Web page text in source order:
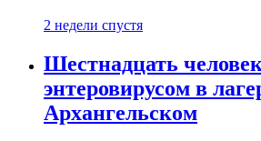
2 недели спустя
Шестнадцать
энтеровирусом в
Архангельском